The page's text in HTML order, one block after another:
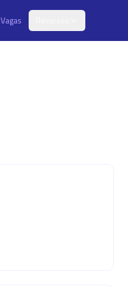
Vagas